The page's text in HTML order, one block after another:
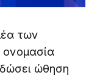
των
ονομασία
δώσει ώθηση